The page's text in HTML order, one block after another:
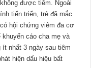
được tiêm. Ngoài
tiến triển, trẻ đã mắc
hội chứng viêm đa cơ
cáo cha mẹ và
nhất 3 ngày sau tiêm
hiện dấu hiệu bất